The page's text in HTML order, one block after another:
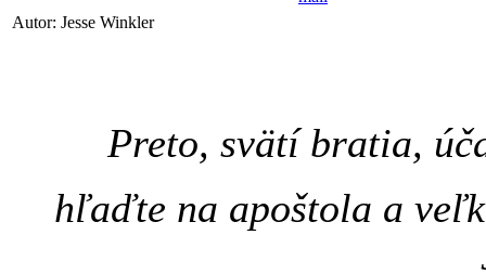
Autor: Jesse Winkler
Preto, svätí bratia,
hľaďte na apoštola a